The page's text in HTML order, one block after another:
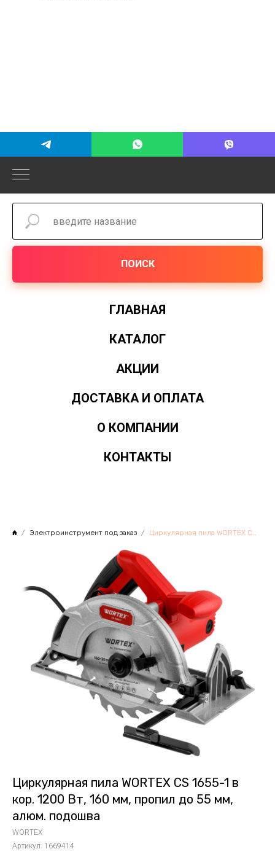
ПОИСК
ГЛАВНАЯ
КАТАЛОГ
АКЦИИ
ДОСТАВКА И ОПЛАТА
О КОМПАНИИ
КОНТАКТЫ
Электроинструмент под заказ
Циркулярная пила WORTEX CS 1655-1 в
кор. 1200 Вт, 160 мм, пропил до 55 мм,
алюм. подошва
WORTEX
Артикул: 1669414